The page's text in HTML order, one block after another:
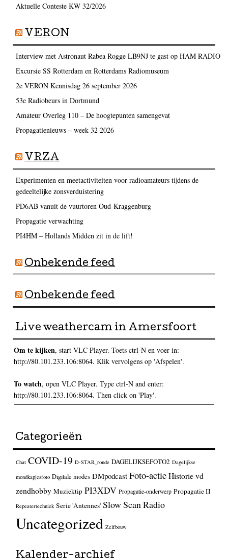
Aktuelle Conteste KW 32/2026
VERON
Interview met Astronaut Rabea Rogge LB9NJ te gast op HAM RADIO
Excursie SS Rotterdam en Rotterdams Radiomuseum
2e VERON Kennisdag 26 september 2026
53e Radiobeurs in Dortmund
Amateur Overleg 110 – De hoogtepunten samengevat
Propagatienieuws – week 32 2026
VRZA
Experimenten en meetactiviteiten voor radioamateurs tijdens de
gedeeltelijke zonsverduistering
PD6AB vanuit de vuurtoren Oud-Kraggenburg
Propagatie verwachting
PI4HM – Hollands Midden zit in de lift!
Onbekende feed
Onbekende feed
Live weathercam in Amersfoort
Om te kijken, start VLC Player. Toets ctrl-N en voer in:
http://80.101.233.106:8064. Klik vervolgens op 'Afspelen'.
To watch, open VLC Player. Type ctrl-N and enter:
http://80.101.233.106:8064. Then click on 'Play'.
Categorieën
Chat COVID-19 D-STAR_ronde DAGELIJKSEFOTO2 Dagelijkse
mondkapjesfoto Digitale modes DMpodcast Foto-actieHistorie vd
zendhobby Muziektip PI3XDV Propagatie-onderwerp Propagatie II
Repeatertechniek Serie 'Antennes' Slow Scan Radio
Uncategorized Zelfbouw
Kalender-archief